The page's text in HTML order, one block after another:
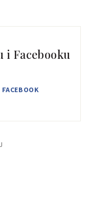
i Facebooku
FACEBOOK